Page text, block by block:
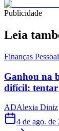
Publicidade
Leia
Finanças
Ganhou na
difícil: tentar
ADAlexia Diniz
4 de ago. de